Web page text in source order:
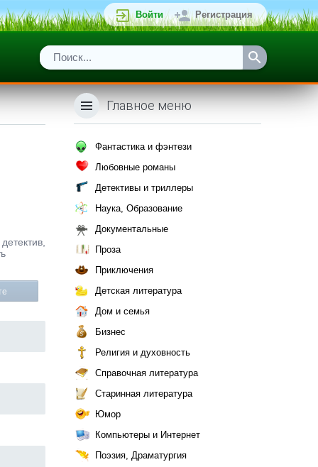
Войти Регистрация
Главное меню
Фантастика и фэнтези
Любовные романы
Детективы и триллеры
Наука, Образование
Документальные
Проза
Приключения
Детская литература
Дом и семья
Бизнес
Религия и духовность
Справочная литература
Старинная литература
Юмор
Компьютеры и Интернет
Поэзия, Драматургия